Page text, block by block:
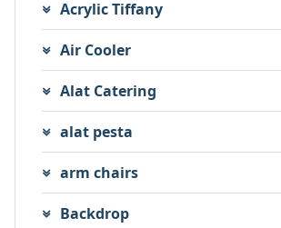
Acrylic Tiffany
Air Cooler
Alat Catering
alat pesta
arm chairs
Backdrop